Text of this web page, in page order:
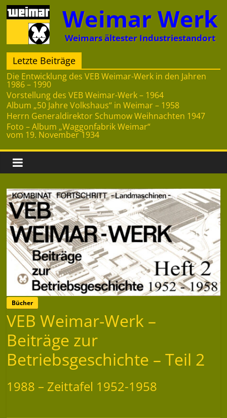
Zum
Inhalt
springen
Weimar Werk
Weimars ältester Industriestandort
Letzte Beiträge
Die Entwicklung des VEB Weimar-Werk in den Jahren
1986 – 1990
Vorstellung des VEB Weimar-Werk – 1964
Album „50 Jahre Volkshaus“ in Weimar – 1958
Herrn Generaldirektor Schumow Weihnachten 1947
Foto – Album „Waggonfabrik Weimar“
vom 19. November 1934
Bücher
VEB Weimar-Werk –
Beiträge zur
Betriebsgeschichte – Teil 2
1988 – Zeittafel 1952-1958